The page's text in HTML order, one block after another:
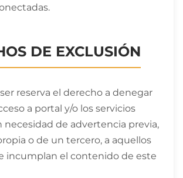
DE EXCLUSIÓN
ser reserva el derecho a denegar
a portal y/o los servicios
necesidad de advertencia previa,
o de un tercero, a aquellos
incumplan el contenido de este